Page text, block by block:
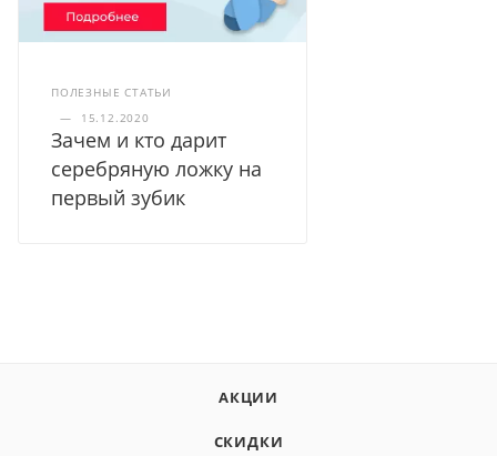
ПОЛЕЗНЫЕ СТАТЬИ
—
15.12.2020
Зачем и кто дарит
серебряную ложку на
первый зубик
АКЦИИ
СКИДКИ